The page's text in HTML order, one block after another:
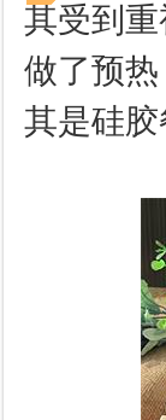
其受到
做了预
其是硅